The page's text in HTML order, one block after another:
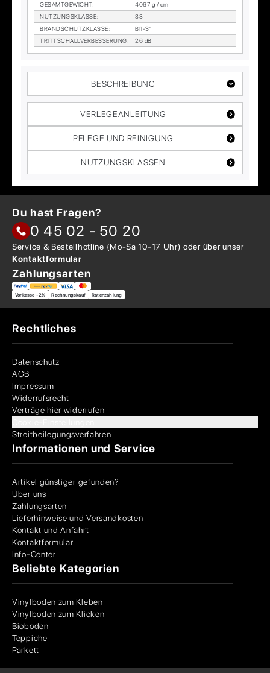
GE­SAMT­GE­WICHT:
4067 g / qm
NUT­ZUNGS­KLAS­SE:
33
BRAND­SCHUTZ­KLAS­SE:
Bfl-S1
TRITT­SCHALL­VER­BES­SE­RUNG: 26 dB
BESCHREIBUNG
VERLEGEANLEITUNG
PFLEGE UND REINIGUNG
NUTZUNGSKLASSEN
Du hast Fragen?
0 45 02 - 50 20
Service & Bestellhotline (Mo-Sa 10-17 Uhr) oder überunser
Kontaktformular
Zahlungsarten
Vorkasse -2% Rechnungskauf Ratenzahlung
Rechtliches
Datenschutz
AGB
Impressum
Widerrufsrecht
Verträge hier widerrufen
Streitbeilegungsverfahren
Informationen und Service
Artikel günstiger gefunden?
Über uns
Zahlungsarten
Lieferhinweise und Versandkosten
Kontakt und Anfahrt
Kontaktformular
Info-Center
Beliebte Kategorien
Vinylboden zum Kleben
Vinylboden zum Klicken
Bioboden
Teppiche
Parkett